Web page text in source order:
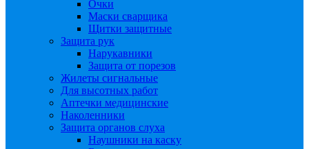
Очки
Маски сварщика
Щитки защитные
Защита рук
Нарукавники
Защита от порезов
Жилеты сигнальные
Для высотных работ
Аптечки медицинские
Наколенники
Защита органов слуха
Наушники на каску